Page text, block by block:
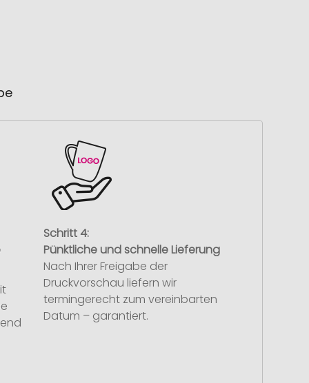
Schritt 4:
Pünktliche und schnelle Lieferung
Nach Ihrer Freigabe der
Druckvorschau liefern wir
termingerecht zum vereinbarten
Datum – garantiert.